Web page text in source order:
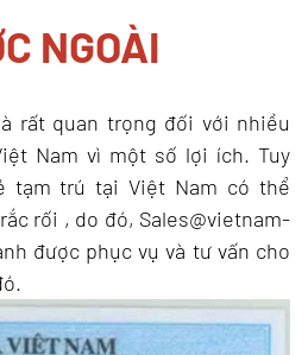
NGOÀI
rất quan trọng đối với nhiều
Nam vì một số lợi ích. Tuy
tạm trú tại Việt Nam có thể
rối , do đó, Sales@vietnam-
được phục vụ và tư vấn cho